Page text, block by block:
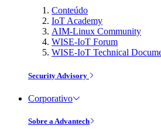
Conteúdo
IoT Academy
AIM-Linux Community
WISE-IoT Forum
WISE-IoT Technical
Security Advisory
Corporativo
Sobre a Advantech